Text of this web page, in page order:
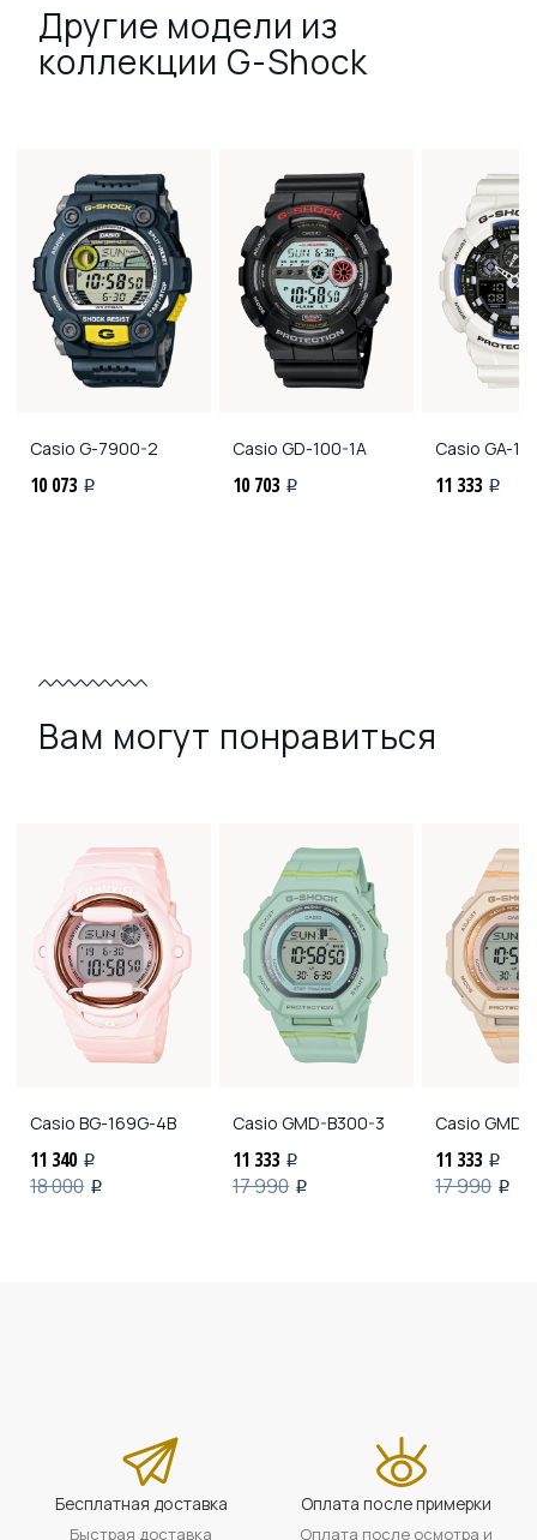
Другие модели из
коллекции G-Shock
Casio G-7900-2
10 073 i
Casio GD-100-1A
10 703 i
Casio GA-
11 333 i
Вам могут понравиться
Casio BG-169G-4B
11 340 i
18 000 i
Casio GMD-B300-3
11 333 i
17 990 i
Casio GMD-
11 333 i
17 990 i
Бесплатная доставка
Быстрая доставка
Оплата после примерки
Оплата после осмотра и